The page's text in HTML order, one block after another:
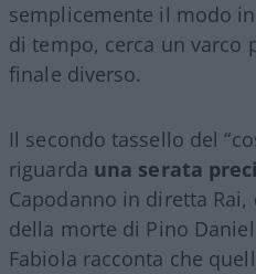
semplicemente il modo
di tempo, cerca un varco
finale diverso.
Il secondo tassello del
riguarda una serata
Capodanno in diretta
della morte di Pino
Fabiola racconta che